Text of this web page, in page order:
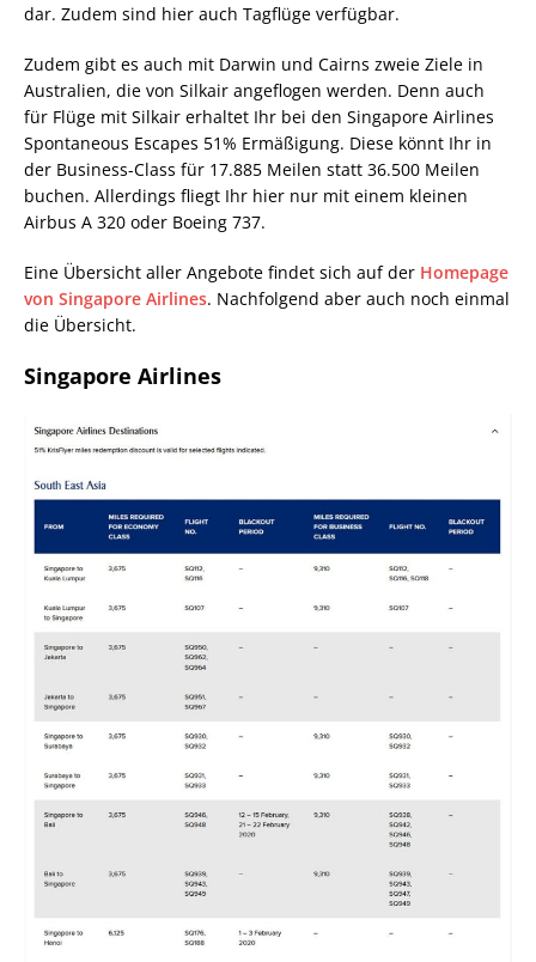
dar. Zudem sind hier auch Tagflüge verfügbar.
Zudem gibt es auch mit Darwin und Cairns zweie Ziele in
Australien, die von Silkair angeflogen werden. Denn auch
für Flüge mit Silkair erhaltet Ihr bei den Singapore Airlines
Spontaneous Escapes 51% Ermäßigung. Diese könnt Ihr in
der Business-Class für 17.885 Meilen statt 36.500 Meilen
buchen. Allerdings fliegt Ihr hier nur mit einem kleinen
Airbus A 320 oder Boeing 737.
Eine Übersicht aller Angebote findet sich auf der Homepage
von Singapore Airlines. Nachfolgend aber auch noch einmal
die Übersicht.
Singapore Airlines